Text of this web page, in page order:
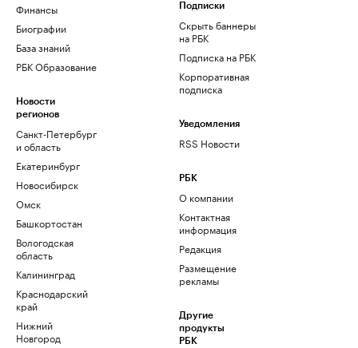
Финансы
Биографии
База знаний
РБК Образование
Новости
регионов
Санкт-Петербург
и область
Екатеринбург
Новосибирск
Омск
Башкортостан
Вологодская
область
Калининград
Краснодарский
край
Нижний
Новгород
Подписки
Скрыть баннеры
на РБК
Подписка на РБК
Корпоративная
подписка
Уведомления
RSS Новости
РБК
О компании
Контактная
информация
Редакция
Размещение
рекламы
Другие
продукты
РБК